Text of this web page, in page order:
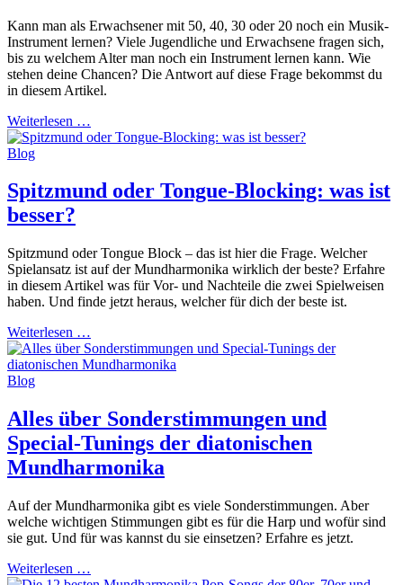
Kann man als Erwachsener mit 50, 40, 30 oder 20 noch ein Musik-
Instrument lernen? Viele Jugendliche und Erwachsene fragen sich,
bis zu welchem Alter man noch ein Instrument lernen kann. Wie
stehen deine Chancen? Die Antwort auf diese Frage bekommst du
in diesem Artikel.
Weiterlesen …
Blog
Spitzmund oder Tongue-Blocking: was ist
besser?
Spitzmund oder Tongue Block – das ist hier die Frage. Welcher
Spielansatz ist auf der Mundharmonika wirklich der beste? Erfahre
in diesem Artikel was für Vor- und Nachteile die zwei Spielweisen
haben. Und finde jetzt heraus, welcher für dich der beste ist.
Weiterlesen …
Blog
Alles über Sonderstimmungen und
Special-Tunings der diatonischen
Mundharmonika
Auf der Mundharmonika gibt es viele Sonderstimmungen. Aber
welche wichtigen Stimmungen gibt es für die Harp und wofür sind
sie gut. Und für was kannst du sie einsetzen? Erfahre es jetzt.
Weiterlesen …